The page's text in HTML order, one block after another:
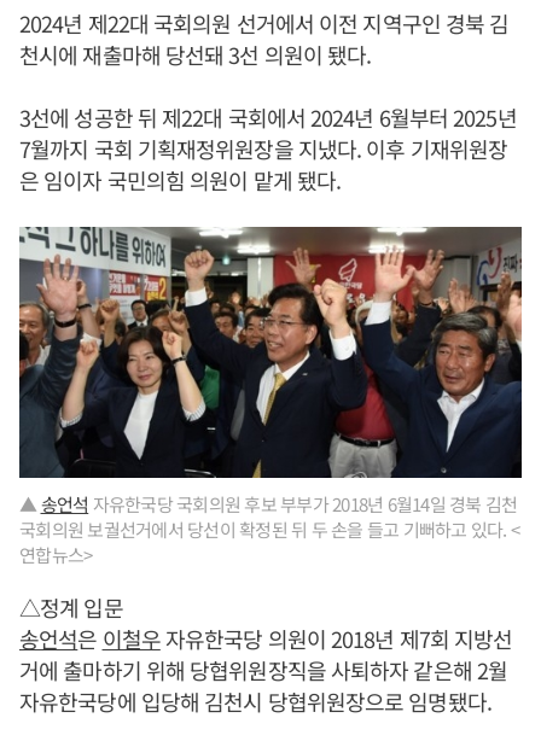
2024년 제22대 국회의원 선거에서 이전 지역구인 경북 김
천시에 재출마해 당선돼 3선 의원이 됐다.
3선에 성공한 뒤 제22대 국회에서 2024년 6월부터 2025년
7월까지 국회 기획재정위원장을 지냈다. 이후 기재위원장
은 임이자 국민의힘 의원이 맡게 됐다.
▲송언석 자유한국당 국회의원 후보 부부가 2018년 6월14일 경북 김천
국회의원 보궐선거에서 당선이 확정된 뒤 두 손을 들고 기뻐하고 있다. <
연합뉴스>
△정계 입문
송언석은 이철우자유한국당 의원이 2018년 제7회 지방선
거에 출마하기 위해 당협위원장직을 사퇴하자 같은해 2월
자유한국당에 입당해 김천시 당협위원장으로 임명됐다.